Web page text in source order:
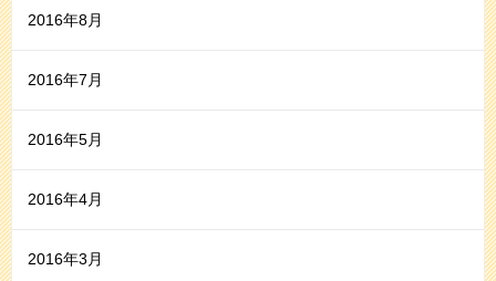
2016年8月
2016年7月
2016年5月
2016年4月
2016年3月